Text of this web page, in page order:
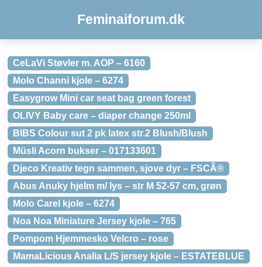
Feminaiforum.dk
CeLaVi Støvler m. AOP – 6160
Molo Channi kjole – 6274
Easygrow Mini car seat bag green forest
OLIVY Baby care – diaper change 250ml
BIBS Colour sut 2 pk latex str.2 Blush/Blush
Müsli Acorn bukser – 017133601
Djeco Kreativ tegn sammen, sjove dyr – FSCÂ®
Abus Anuky hjelm m/ lys – str M 52-57 cm, grøn
Molo Carel kjole – 6274
Noa Noa Miniature Jersey kjole – 765
Pompom Hjemmesko Velcro – rose
MamaLicious Analia L/S jersey kjole – ESTATEBLUE